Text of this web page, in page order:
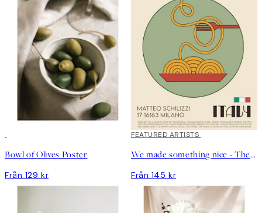
Bowl of Olives Poster
Från 129 kr
FEATURED ARTISTS
We made something nice - The Spaghetti Poster
Från 145 kr